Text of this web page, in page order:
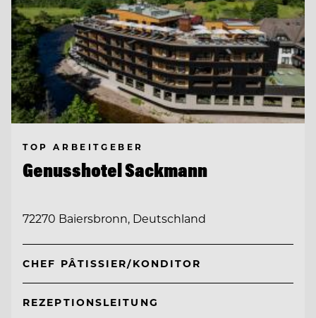
TOP ARBEITGEBER
Genusshotel Sackmann
72270 Baiersbronn, Deutschland
CHEF PÂTISSIER/KONDITOR
REZEPTIONSLEITUNG